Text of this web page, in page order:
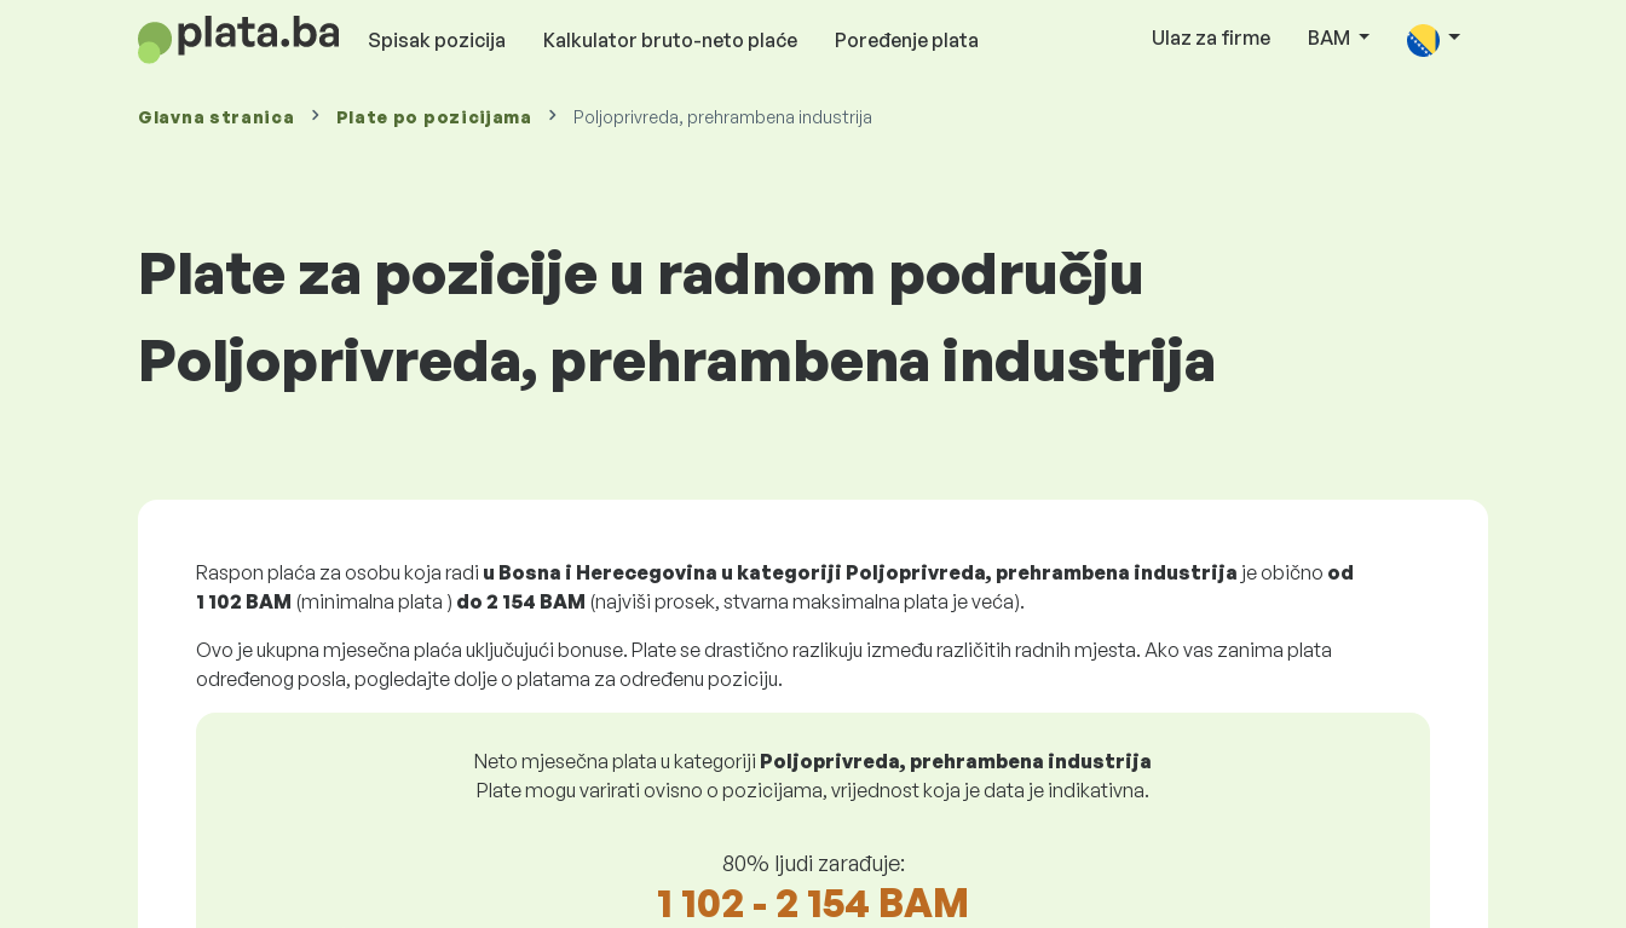
Spisak pozicija Kalkulator bruto-neto plaće Poređenje plata Ulaz za firme BAM
Glavna stranica Plate po pozicijama Poljoprivreda, prehrambena industrija
Plate za pozicije u radnom području
Poljoprivreda, prehrambena industrija
Raspon plaća za osobu koja radi u Bosna i Herecegovina u kategoriji Poljoprivreda, prehrambena industrija je obično od
1 102 BAM (minimalna plata ) do 2 154 BAM (najviši prosek, stvarna maksimalna plata je veća).
Ovo je ukupna mjesečna plaća uključujući bonuse. Plate se drastično razlikuju između različitih radnih mjesta. Ako vas zanima plata
određenog posla, pogledajte dolje o platama za određenu poziciju.
Neto mjesečna plata u kategoriji Poljoprivreda, prehrambena industrija
Plate mogu varirati ovisno o pozicijama, vrijednost koja je data je indikativna.
80% ljudi zarađuje:
1 102 - 2 154 BAM